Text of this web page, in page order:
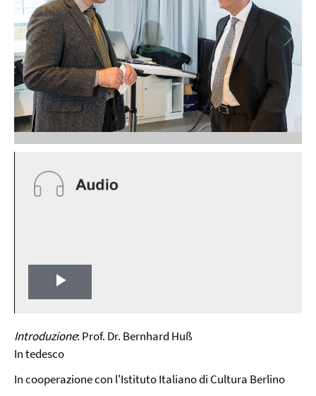
Play
Video
Introduzione: Prof. Dr. Bernhard Huß
In tedesco
In cooperazione con l'Istituto Italiano di Cultura Berlino